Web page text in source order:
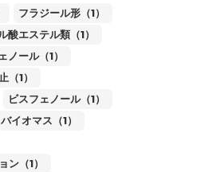
フラジール形（1）
酸エステル類（1）
ノール（1）
1）
ビスフェノール（1）
バイオマス（1）
（1）